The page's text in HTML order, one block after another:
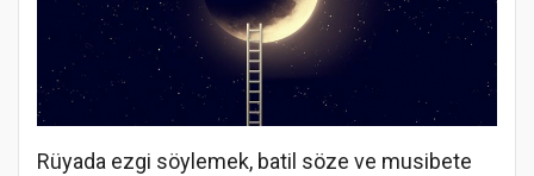
Rüyada ezgi söylemek, batil söze ve musibete